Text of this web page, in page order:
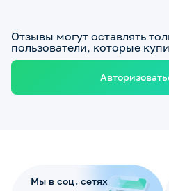
Отзывы могут оставлять
пользователи, которые
Мы в соц. сетях